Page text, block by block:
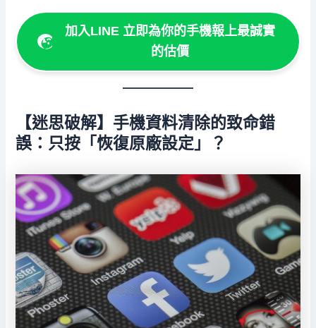
加入LINE 立即為你的手機報上最誠實
的估價
【迷思破解】手機資料清除的致命錯
誤：只按「恢復原廠設定」？